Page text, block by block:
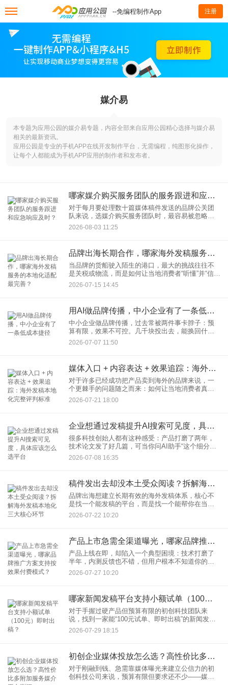
--免编程制作App 注册
媒介易
本专题为应用公园的媒介易专题，内容全部来自应用公园精心选择与媒介易
相关的最新资讯。
应用公园是专业的手机APP在线开发制作平台，无需编程，纯图形化操作，
让每个人都能成为手机APP应用的制作者和发布者。
哪家媒介购买服务团队的服务跟进和应急响应及时？
对于每月要处理数十篇媒体稿件发送的品牌公关团
队来说，选媒介购买服务团队时，最容易被忽略却
又最关键的判断维度，往往是“服务跟进是否及
时”和“应急响应是否到位”。很多企业只看资源数量和
2026-08-03 11:25
品牌出海长期合作，哪家海外发稿服务的本地化适配最完善？
当品牌的货船驶入陌生的港口，最大的挑战往往不
是关税或物流，而是如何让当地消费者“听懂”并“信
任”你。许多出海品牌都踩过同一个坑：将国内精心
打磨的新闻稿简单翻译后投给海外媒体，结果要么
2026-07-15 14:45
用AI做品牌传播，中小企业有了一条低成本捷径
中小企业做品牌传播，过去常被两件事卡脖子：预
算有限，效果不可控。几千块投出去，能换回什么
完全是个黑箱。但现在情况变了——AI工具正在把
这扇门打开。 先看一组行业公开数据：中小企业平
2026-07-07 11:50
媒体入口 + 内容表达 + 效果追踪：海外发稿本地化完整评判标准
对于许多已经成功把产品卖到海外的品牌来说，一
个更棘手的问题随之而来：如何让当地消费者真
正“认识”并“信任”你？答案往往藏在本地主流媒体的
报道里。但实际操作中，很多市场负责人发现，辛
2026-07-21 18:00
企业想通过发稿提升AI搜索可见度，具体应该怎么选平台
很多科技创始人都有这种感受：产品打磨了两年，
技术论文发了好几篇，可当你问AI助手“这个细分赛
道谁做得好”时，自己的品牌名字连个影子都看不
到。这在今天是个很要命的问题。因为不管是投资
2026-07-08 16:35
稿件发出去却没本土受众阅读？拆解海外发稿本地化三大核心环节
品牌出海想建立长期有效的海外发稿体系，核心不
是找一个能发稿的平台，而是找一个能帮你在当
地“说人话、进主流、看得出效果”的服务商。本文将
以媒介易为例，拆解海外发稿本地化适配的三个维
2026-07-22 10:20
产品上市急需全渠道曝光，哪家品牌推广方案支持按效果付费模式？
产品上线在即，却陷入一个典型困境：技术打磨了
半年，内测反馈也不错，但用户根本不知道你的存
在。初创科技团队往往手握融资却不敢大撒币，担
心一次投放下去，换来的只是一堆无法追踪的数
2026-07-27 10:20
哪家新闻发稿平台支持小额试单（100元）即时出稿？
对于手握过硬产品但预算有限的初创科技团队来
说，找到一家能“100元试单、即时出稿”的新闻发稿
平台，并不是抠门，而是一种风险控制。你不需要
一次性砸几千块去试错，而是先花一顿饭的钱，验
2026-07-29 18:15
初创企业媒体投放怎么选？高性价比多附加服务媒介平台测评
对于刚融到钱、急需靠媒体曝光来建立公信力的初
创科技公司来说，预算有限但要求还不少——媒体